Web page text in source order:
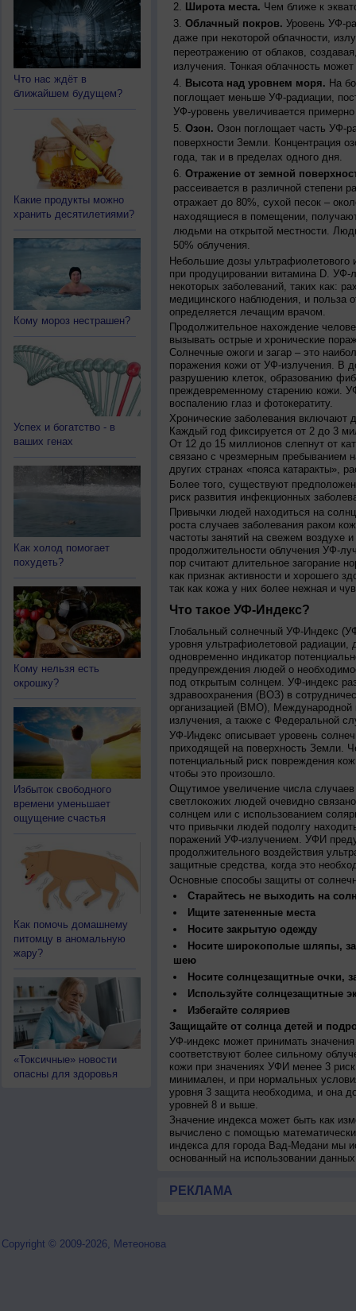
Что нас ждёт в
ближайшем будущем?
Какие продукты можно
хранить десятилетиями?
Кому мороз нестрашен?
Успех и богатство - в
ваших генах
Как холод помогает
похудеть?
Кому нельзя есть
окрошку?
Избыток свободного
времени уменьшает
ощущение счастья
Как помочь домашнему
питомцу в аномальную
жару?
«Токсичные» новости
опасны для здоровья
Широта места. Чем ближе к
Облачный покров. Уровень УФ-
даже при некоторой облачности,
переотражению от облаков,
излучения. Тонкая облачность
Высота над уровнем моря. На
поглощает меньше УФ-радиации,
УФ-уровень увеличивается
Озон. Озон поглощает часть УФ-
поверхности Земли. Концентрация
года, так и в пределах одного дня.
Отражение от земной
рассеивается в различной степени
отражает до 80%, сухой песок –
находящиеся в помещении,
людьми на открытой местности.
50% облучения.
Небольшие дозы ультрафиолетового
при продуцировании витамина D.
некоторых заболеваний, таких как:
медицинского наблюдения, и польза
определяется лечащим врачом.
Продолжительное нахождение
вызывать острые и хронические
Солнечные ожоги и загар – это
поражения кожи от УФ-излучения. В
разрушению клеток, образованию
преждевременному старению кожи.
воспалению глаз и фотокератиту.
Хронические заболевания включают
Каждый год фиксируется от 2 до 3
От 12 до 15 миллионов слепнут от
связано с чрезмерным пребыванием
других странах «пояса катаракты»,
Более того, существуют
риск развития инфекционных
Привычки людей находиться на
роста случаев заболевания раком
частоты занятий на свежем воздухе
продолжительности облучения УФ-
пор считают длительное загорание
как признак активности и хорошего
так как кожа у них более нежная и
Что такое УФ-Индекс?
Глобальный солнечный УФ-Индекс
уровня ультрафиолетовой
одновременно индикатор
предупреждения людей о
под открытым солнцем. УФ-индекс
здравоохранения (ВОЗ) в
организацией (ВМО), Международной
излучения, а также с Федеральной
УФ-Индекс описывает уровень
приходящей на поверхность Земли.
потенциальный риск повреждения
чтобы это произошло.
Ощутимое увеличение числа
светлокожих людей очевидно
солнцем или с использованием
что привычки людей подолгу
поражений УФ-излучением. УФИ
продолжительного воздействия
защитные средства, когда это
Основные способы защиты от
Старайтесь не выходить на
Ищите затененные места
Носите закрытую одежду
Носите широкополые шляпы,
шею
Носите солнцезащитные очки,
Используйте солнцезащитные
Избегайте соляриев
Защищайте от солнца детей и
УФ-индекс может принимать
соответствуют более сильному
кожи при значениях УФИ менее 3
минимален, и при нормальных
уровня 3 защита необходима, и она
уровней 8 и выше.
Значение индекса может быть как
вычислено с помощью
индекса для города Вад-Медани мы
основанный на использовании
РЕКЛАМА
Copyright © 2009-2026, Метеонова